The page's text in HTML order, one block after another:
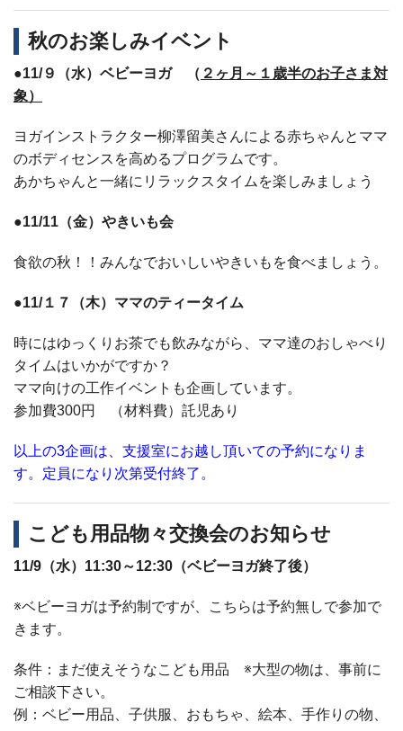
秋のお楽しみイベント
●11/９（水）ベビーヨガ （ ２ヶ月～１歳半のお子さま対
象）
ヨガインストラクター柳澤留美さんによる赤ちゃんとママ
のボディセンスを高めるプログラムです。
あかちゃんと一緒にリラックスタイムを楽しみましょう
●11/11 （金）やきいも会
食欲の秋！！みんなでおいしいやきいもを食べましょう。
●11/１７（木）ママのティータイム
時にはゆっくりお茶でも飲みながら、ママ達のおしゃべり
タイムはいかがですか？
ママ向けの工作イベントも企画しています。
参加費300円 （材料費）託児あり
以上の3企画は、支援室にお越し頂いての予約になりま
す。定員になり次第受付終了。
こども用品物々交換会のお知らせ
11/9 （水）11:30～12:30（ベビーヨガ終了後）
※ベビーヨガは予約制ですが、こちらは予約無しで参加で
きます。
条件：まだ使えそうなこども用品 ※大型の物は、事前に
ご相談下さい。
例：ベビー用品、子供服、おもちゃ、絵本、手作りの物、